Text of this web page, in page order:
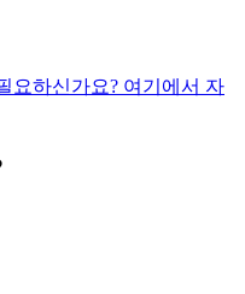
요하신가요? 여기에서 자